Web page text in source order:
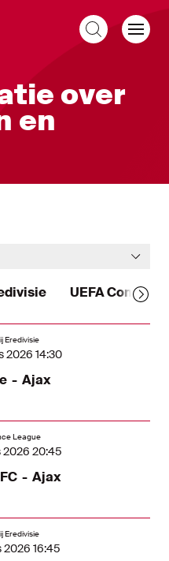
over
en
UEFA
Eredivisie
2026 14:30
- Ajax
League
2026 20:45
- Ajax
Eredivisie
2026 16:45